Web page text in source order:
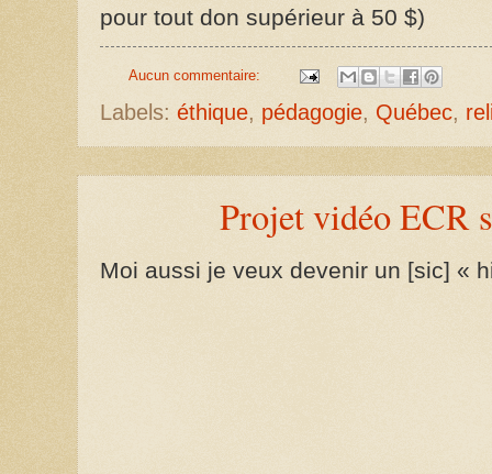
pour tout don supérieur à 50 $)
Aucun commentaire:
Labels: éthique, pédagogie, Québec,
Projet vidéo ECR
Moi aussi je veux devenir un [sic] «